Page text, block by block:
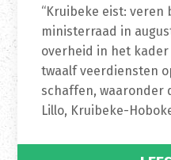
“Kruibeke eist: veren
ministerraad in
overheid in het
twaalf veerdiensten
schaffen, waaronder
Lillo, Kruibeke-